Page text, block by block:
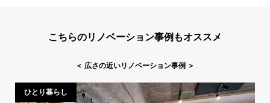
こちらのリノベーション事例もオススメ
＜ 広さの近いリノベーション事例 ＞
ひとり暮らし